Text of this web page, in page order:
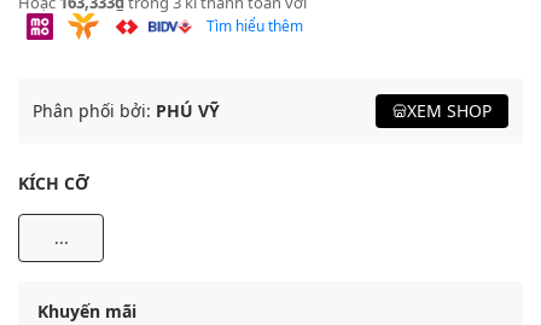
Tìm hiểu thêm
Phân phối bởi: PHÚ VỸ XEM SHOP
KÍCH CỠ
...
Khuyến mãi